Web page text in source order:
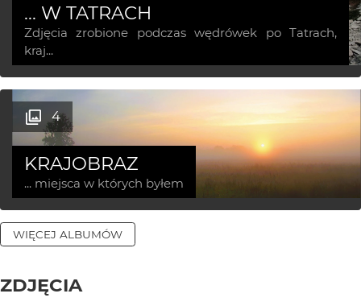
... W TATRACH
Zdjęcia zrobione podczas wędrówek po Tatrach,
kraj...
4
KRAJOBRAZ
... miejsca w których byłem
WIĘCEJ ALBUMÓW
ZDJĘCIA